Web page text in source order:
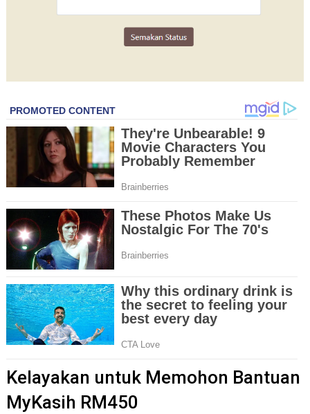
Kelayakan untuk Memohon Bantuan
MyKasih RM450